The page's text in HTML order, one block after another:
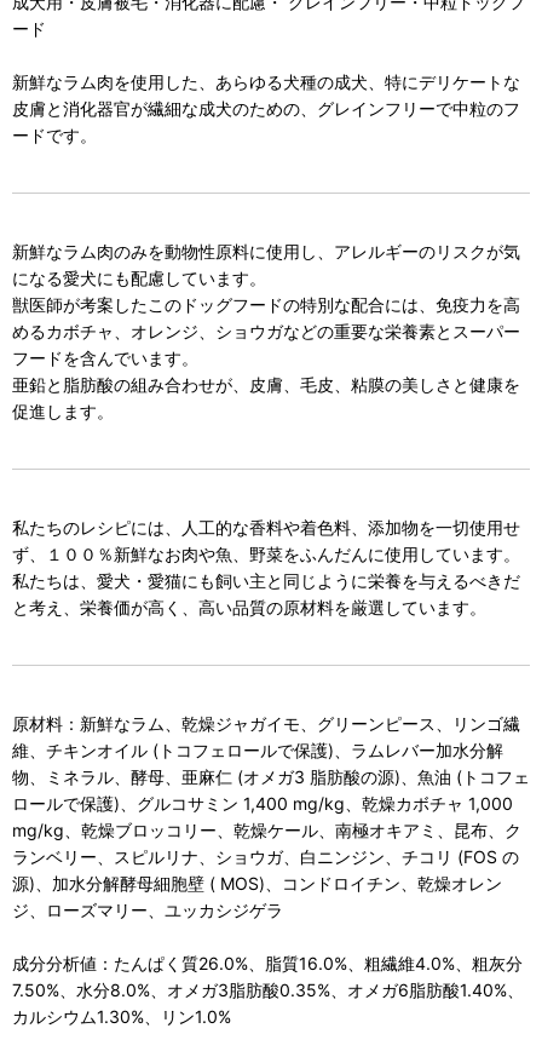
ード
新鮮なラム肉を使用した、あらゆる犬種の成犬、特にデリケートな
皮膚と消化器官が繊細な成犬のための、グレインフリーで中粒のフ
ードです。
新鮮なラム肉のみを動物性原料に使用し、アレルギーのリスクが気
になる愛犬にも配慮しています。
獣医師が考案したこのドッグフードの特別な配合には、免疫力を高
めるカボチャ、オレンジ、ショウガなどの重要な栄養素とスーパー
フードを含んでいます。
亜鉛と脂肪酸の組み合わせが、皮膚、毛皮、粘膜の美しさと健康を
促進します。
私たちのレシピには、人工的な香料や着色料、添加物を一切使用せ
ず、１００％新鮮なお肉や魚、野菜をふんだんに使用しています。
私たちは、愛犬・愛猫にも飼い主と同じように栄養を与えるべきだ
と考え、栄養価が高く、高い品質の原材料を厳選しています。
原材料：新鮮なラム、乾燥ジャガイモ、グリーンピース、リンゴ繊
維、チキンオイル (トコフェロールで保護)、ラムレバー加水分解
物、ミネラル、酵母、亜麻仁 (オメガ3 脂肪酸の源)、魚油 (トコフェ
ロールで保護)、グルコサミン 1,400 mg/kg、乾燥カボチャ 1,000
mg/kg、乾燥ブロッコリー、乾燥ケール、南極オキアミ、昆布、ク
ランベリー、スピルリナ、ショウガ、白ニンジン、チコリ (FOS の
源)、加水分解酵母細胞壁 ( MOS)、コンドロイチン、乾燥オレン
ジ、ローズマリー、ユッカシジゲラ
成分分析値：たんぱく質26.0%、脂質16.0%、粗繊維4.0%、粗灰分
7.50%、水分8.0%、オメガ3脂肪酸0.35%、オメガ6脂肪酸1.40%、
カルシウム1.30%、リン1.0%